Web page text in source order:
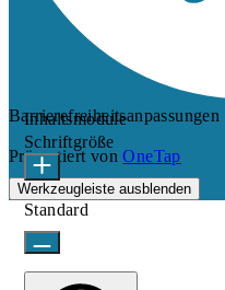
Barrierefreiheitsanpassungen
Präsentiert vonOneTap
Werkzeugleiste ausblenden
Inhaltsmodule
Schriftgröße
Standard